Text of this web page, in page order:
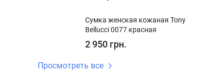
Сумка женская кожаная Tony
Bellucci 0077 красная
2 950 грн.
Просмотреть все